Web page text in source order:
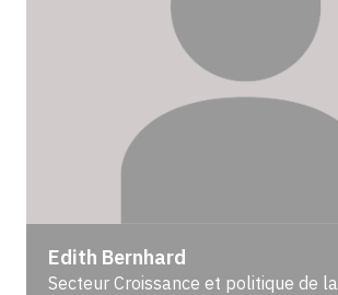
Edith Bernhard
Secteur Croissance et politique de la